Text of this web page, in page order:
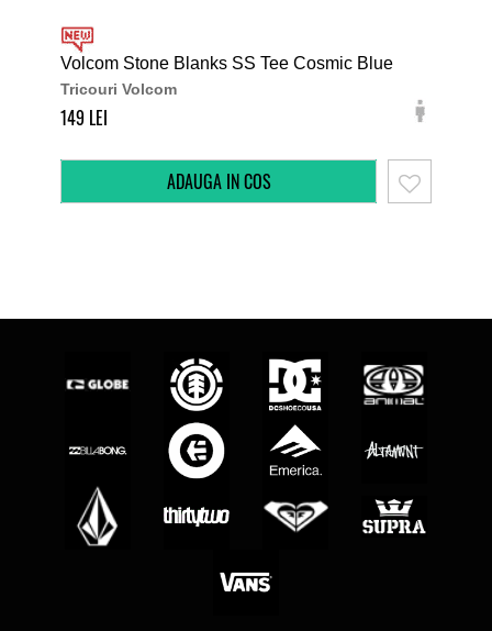
Volcom Stone Blanks SS Tee Cosmic Blue
Tricouri Volcom
149